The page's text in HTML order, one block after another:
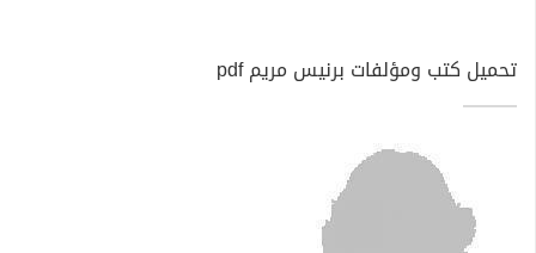
تحميل كتب ومؤلفات برنيس مريم pdf